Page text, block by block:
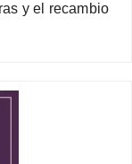
y el recambio